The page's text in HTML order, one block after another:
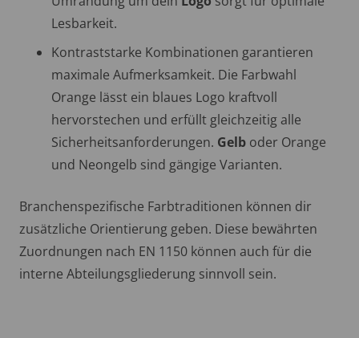
Lesbarkeit.
Kontraststarke Kombinationen garantieren
maximale Aufmerksamkeit. Die Farbwahl
Orange lässt ein blaues Logo kraftvoll
hervorstechen und erfüllt gleichzeitig alle
Sicherheitsanforderungen. Gelb oder Orange
und Neongelb sind gängige Varianten.
Branchenspezifische Farbtraditionen können dir
zusätzliche Orientierung geben. Diese bewährten
Zuordnungen nach EN 1150 können auch für die
interne Abteilungsgliederung sinnvoll sein.